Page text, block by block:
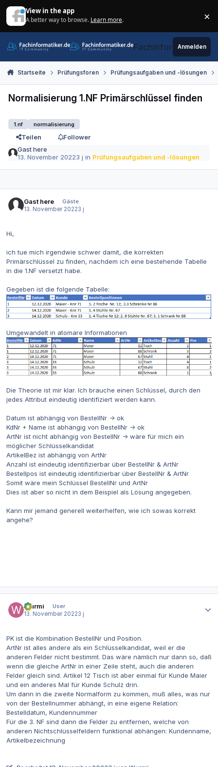
View in the app
A better way to browse. Learn more. ×
Fachinformatiker.de
Anmelden
Startseite Prüfungsforen Prüfungsaufgaben und -lösungen
Normalisierung 1.NF Primärschlüssel finden
1.nf normalisierung
Teilen
Follower
Gast here
13. November 20223 j in Prüfungsaufgaben und -lösungen
Gast here
Gäste
13. November 20223 j
Hi,
ich tue mich irgendwie schwer damit, die korrekten
Primärschlüssel zu finden, nachdem ich eine bestehende Tabelle
in die 1.NF versetzt habe.
Gegeben ist die folgende Tabelle:
Umgewandelt in atomare Informationen
Die Theorie ist mir klar. Ich brauche einen Schlüssel, durch den
jedes Attribut eindeutig identifiziert werden kann.
Datum ist abhängig von BestellNr -> ok
KdNr + Name ist abhängig von BestellNr -> ok
ArtNr ist nicht abhängig von BestellNr -> wäre für mich ein
möglicher Schlüsselkandidat
ArtikelBez ist abhängig von ArtNr
Anzahl ist eindeutig identifizierbar über BestellNr & ArtNr
Bestellpos ist eindeutig identifizierbar über BestellNr & ArtNr
Somit wäre mein Schlüssel BestellNr und ArtNr
Dies ist aber so nicht in dem Beispiel als Lösung angegeben.
Kann mir jemand generell weiterhelfen, wie ich sowas korrekt
angehe?
Wurmi
User
13. November 20223 j
PK ist die Kombination BestellNr und Position.
ArtNr ist alles andere als ein Schlüsselkandidat, weil er die
anderen Felder nicht bestimmt. Das wäre nämlich nur dann so, daß
wenn die gleiche ArtNr in einer Zeile steht, auch die anderen
Felder gleich sind. Artikel 12 Tisch ist aber einmal für Kunde Maier
und ein anderes Mal für Kunde Schulz drin.
Um dann in die zweite Normalform zu kommen, muß alles, was nur
von der Bestellnummer abhängt, in eine eigene Relation:
Bestelldatum, Kundennummer
Für die 3. NF sind dann die Felder zu entfernen, welche von
anderen Nichtschlüsselfeldern funktional abhängen: Kundenname,
Artikelbezeichnung